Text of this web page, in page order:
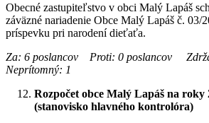
Obecné zastupiteľstvo v obci Malý Lapáš
záväzné nariadenie Obce Malý Lapáš č. 03/
príspevku pri narodení dieťaťa.
Za: 6 poslancov Proti: 0 poslancov
Neprítomný: 1
Rozpočet obce Malý Lapáš na roky
(stanovisko hlavného kontrolóra)